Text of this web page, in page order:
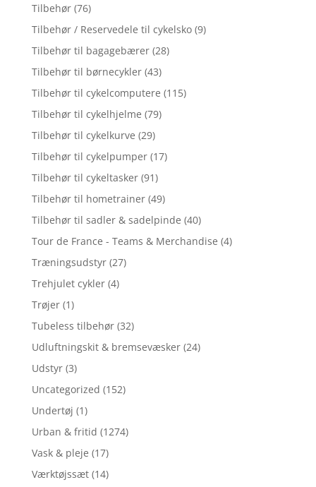
Tilbehør (76)
Tilbehør / Reservedele til cykelsko (9)
Tilbehør til bagagebærer (28)
Tilbehør til børnecykler (43)
Tilbehør til cykelcomputere (115)
Tilbehør til cykelhjelme (79)
Tilbehør til cykelkurve (29)
Tilbehør til cykelpumper (17)
Tilbehør til cykeltasker (91)
Tilbehør til hometrainer (49)
Tilbehør til sadler & sadelpinde (40)
Tour de France - Teams & Merchandise (4)
Træningsudstyr (27)
Trehjulet cykler (4)
Trøjer (1)
Tubeless tilbehør (32)
Udluftningskit & bremsevæsker (24)
Udstyr (3)
Uncategorized (152)
Undertøj (1)
Urban & fritid (1274)
Vask & pleje (17)
Værktøjssæt (14)